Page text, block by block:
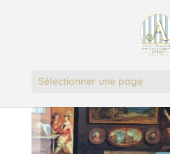
Sélectionner une page